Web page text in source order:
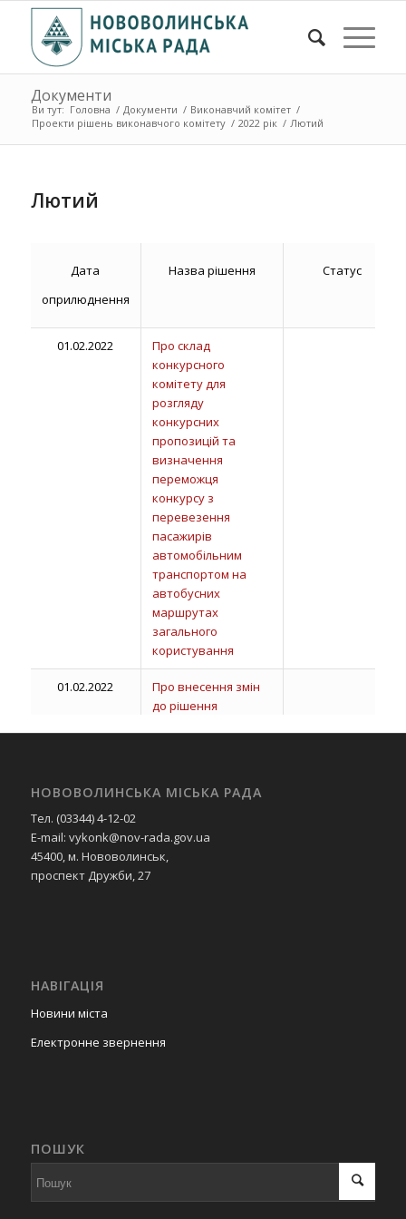
Документи
Ви тут: Головна / Документи / Виконавчий комітет /
Проекти рішень виконавчого комітету / 2022 рік / Лютий
Лютий
Дата
оприлюднення
Назва рішення Статус
01.02.2022
Про склад
конкурсного
комітету для
розгляду
конкурсних
пропозицій та
визначення
переможця
конкурсу з
перевезення
пасажирів
автомобільним
транспортом на
автобусних
маршрутах
загального
користування
01.02.2022
Про внесення змін
до рішення
електронних систем
міській
територіальній
користування
маршрутах
НОВОВОЛИНСЬКА МІСЬКА РАДА
Тел. (03344) 4-12-02
E-mail: vykonk@nov-rada.gov.ua
45400, м. Нововолинськ,
проспект Дружби, 27
НАВІГАЦІЯ
Новини міста
Електронне звернення
ПОШУК